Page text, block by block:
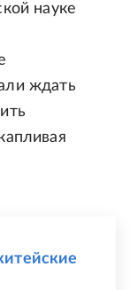
науке
ждать